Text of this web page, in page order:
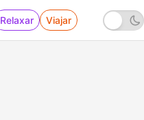
Relaxar Viajar